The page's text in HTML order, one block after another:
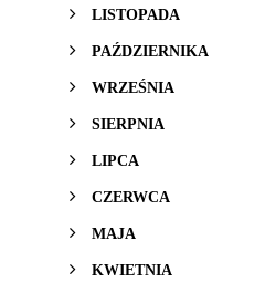
LISTOPADA
PAŹDZIERNIKA
WRZEŚNIA
SIERPNIA
LIPCA
CZERWCA
MAJA
KWIETNIA